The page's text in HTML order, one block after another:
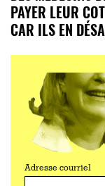
PAYER LEUR
CAR ILS EN
Adresse courriel